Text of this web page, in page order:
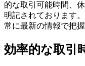
的な取引可能時間、
明記されております
常に最新の情報で把
効率的な取引